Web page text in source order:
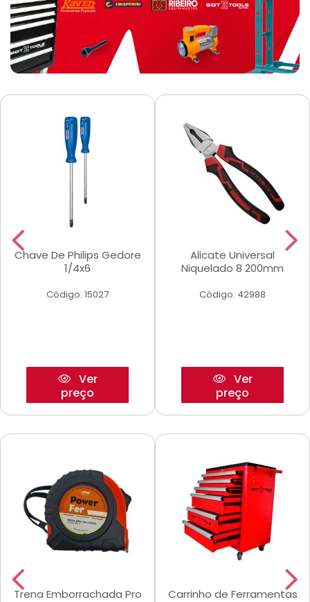
Chave De Philips Gedore
1/4x6
Código: 15027
Ver
preço
Alicate Universal
Niquelado 8 200mm
Código: 42988
Ver
preço
Trena Emborrachada Pro
Carrinho de Ferramentas